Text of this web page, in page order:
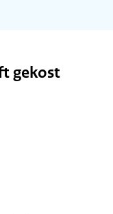
gekost